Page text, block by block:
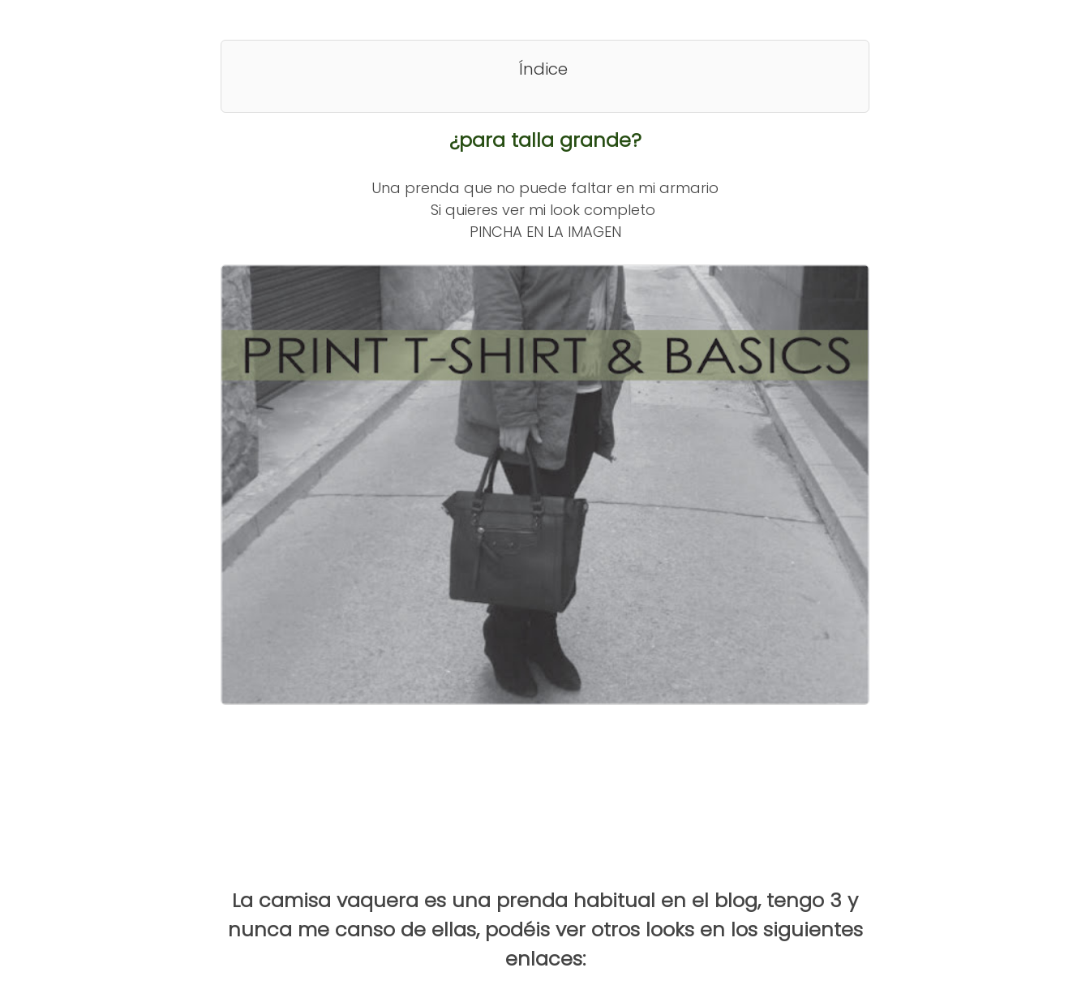
Índice
¿para talla grande?
Una prenda que no puede faltar en mi armario
Si quieres ver mi look completo
PINCHA EN LA IMAGEN
La camisa vaquera es una prenda habitual en el blog, tengo 3 y
nunca me canso de ellas, podéis ver otros looks en los siguientes
enlaces: